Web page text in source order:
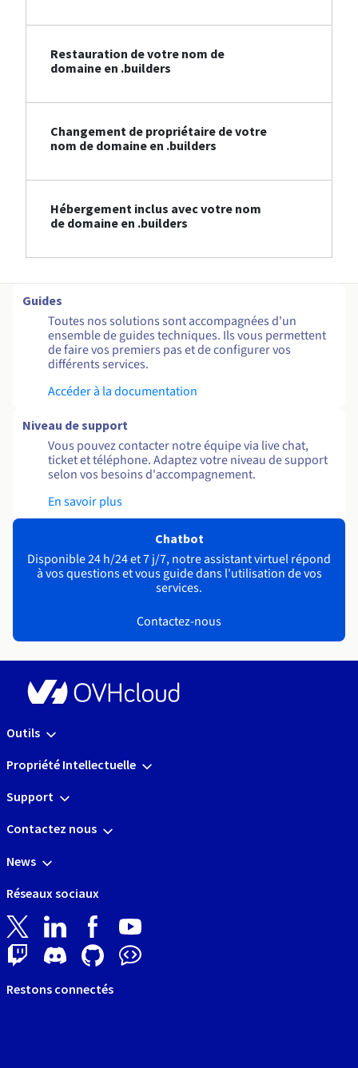
Restauration de votre nom de
domaine en .builders
Changement de propriétaire de votre
nom de domaine en .builders
Hébergement inclus avec votre nom
de domaine en .builders
Guides
Toutes nos solutions sont accompagnées d'un
ensemble de guides techniques. Ils vous permettent
de faire vos premiers pas et de configurer vos
différents services.
Accéder à la documentation
Niveau de support
Vous pouvez contacter notre équipe via live chat,
ticket et téléphone. Adaptez votre niveau de support
selon vos besoins d'accompagnement.
En savoir plus
Chatbot
Disponible 24 h/24 et 7 j/7, notre assistant virtuel répond
à vos questions et vous guide dans l'utilisation de vos
services.
Contactez-nous
Outils
Propriété Intellectuelle
Support
Contactez nous
News
Réseaux sociaux
Restons connectés